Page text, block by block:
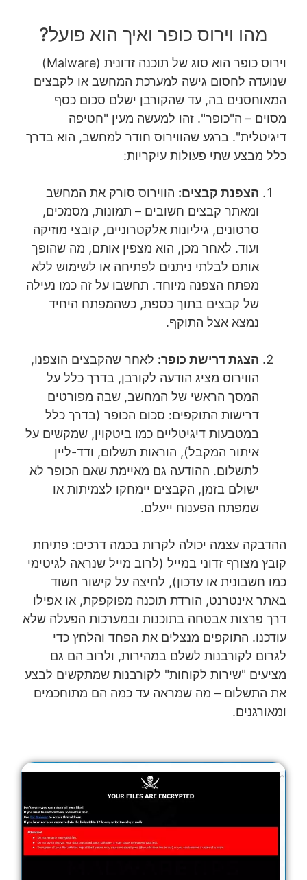
מהו וירוס כופר ואיך הוא פועל?
וירוס כופר הוא סוג של תוכנה זדונית (Malware)
שנועדה לחסום גישה למערכת המחשב או לקבצים
המאוחסנים בה, עד שהקורבן ישלם סכום כסף
מסוים – ה"כופר". זהו למעשה מעין "חטיפה
דיגיטלית". ברגע שהווירוס חודר למחשב, הוא בדרך
כלל מבצע שתי פעולות עיקריות:
הצפנת קבצים: הווירוס סורק את המחשב
ומאתר קבצים חשובים – תמונות, מסמכים,
סרטונים, גיליונות אלקטרוניים, קובצי מוזיקה
ועוד. לאחר מכן, הוא מצפין אותם, מה שהופך
אותם לבלתי ניתנים לפתיחה או לשימוש ללא
מפתח הצפנה מיוחד. תחשבו על זה כמו נעילה
של קבצים בתוך כספת, כשהמפתח היחיד
נמצא אצל התוקף.
הצגת דרישת כופר: לאחר שהקבצים הוצפנו,
הווירוס מציג הודעה לקורבן, בדרך כלל על
המסך הראשי של המחשב, שבה מפורטים
דרישות התוקפים: סכום הכופר (בדרך כלל
במטבעות דיגיטליים כמו ביטקוין, שמקשים על
איתור המקבל), הוראות תשלום, ודד-ליין
לתשלום. ההודעה גם מאיימת שאם הכופר לא
ישולם בזמן, הקבצים יימחקו לצמיתות או
שמפתח הפענוח ייעלם.
ההדבקה עצמה יכולה לקרות בכמה דרכים: פתיחת
קובץ מצורף זדוני במייל (לרוב מייל שנראה לגיטימי
כמו חשבונית או עדכון), לחיצה על קישור חשוד
באתר אינטרנט, הורדת תוכנה מפוקפקת, או אפילו
דרך פרצות אבטחה בתוכנות ובמערכות הפעלה שלא
עודכנו. התוקפים מנצלים את הפחד והלחץ כדי
לגרום לקורבנות לשלם במהירות, ולרוב הם גם
מציעים "שירות לקוחות" לקורבנות שמתקשים לבצע
את התשלום – מה שמראה עד כמה הם מתוחכמים
ומאורגנים.